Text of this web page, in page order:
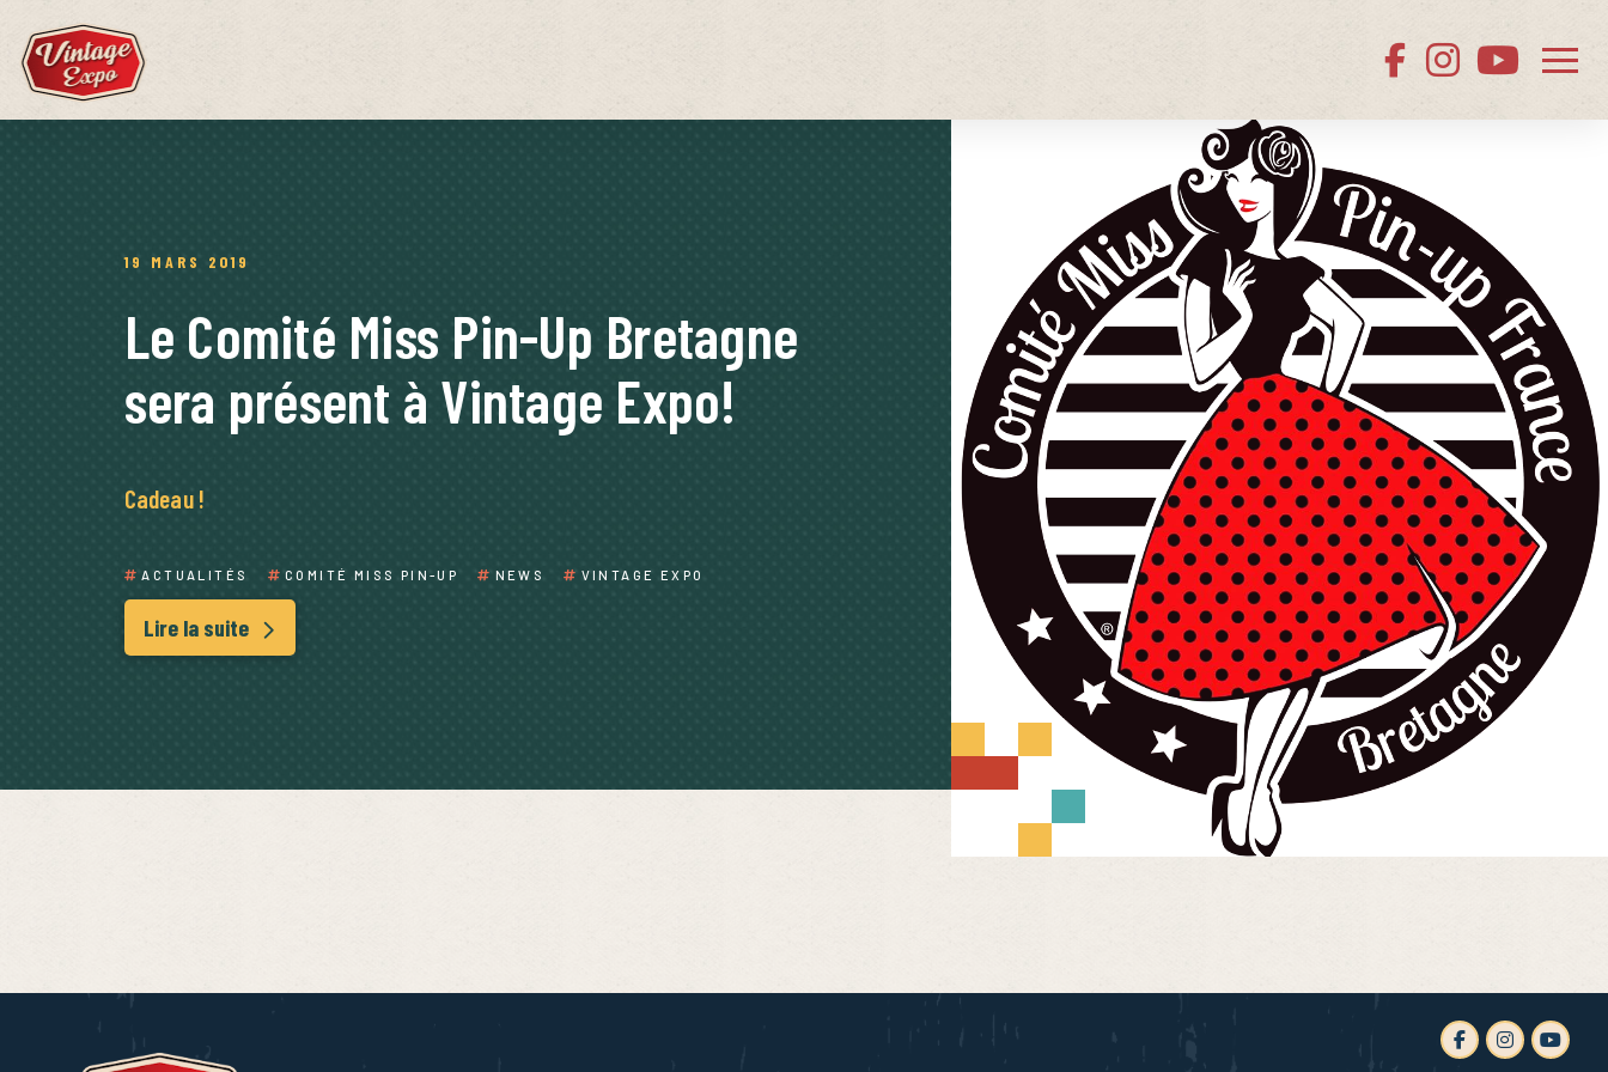
19 MARS 2019
Le Comité Miss Pin-Up Bretagne
sera présent à Vintage Expo!
Cadeau !
ACTUALITÉS COMITÉ MISS PIN-UP NEWS VINTAGE EXPO
Lire la suite